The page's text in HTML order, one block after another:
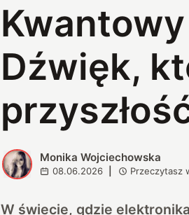
Kwantowy
Dźwięk,
M Monika Wojciechowska
08.06.2026 Przeczytasz
W świecie, gdzie